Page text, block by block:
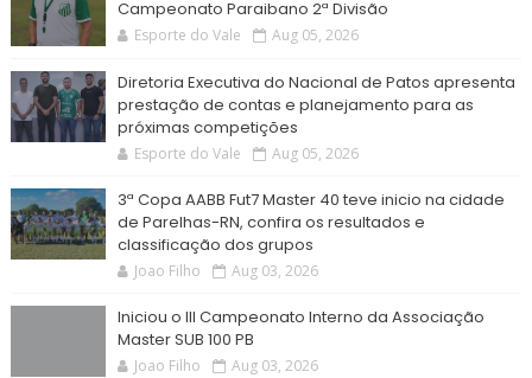
Campeonato Paraibano 2ª Divisão
Esporte do Vale Aug 05, 2026
Diretoria Executiva do Nacional de Patos apresenta
prestação de contas e planejamento para as
próximas competições
Esporte do Vale Aug 05, 2026
3ª Copa AABB Fut7 Master 40 teve inicio na cidade
de Parelhas-RN, confira os resultados e
classificação dos grupos
Joao Filho Aug 03, 2026
Iniciou o III Campeonato Interno da Associação
Master SUB 100 PB
Joao Filho Aug 03, 2026